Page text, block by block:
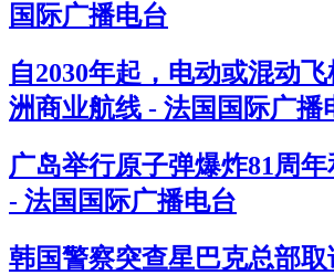
国际广播电台
自2030年起，电动或混动
洲商业航线 - 法国国际广播
广岛举行原子弹爆炸81周
- 法国国际广播电台
韩国警察突查星巴克总部